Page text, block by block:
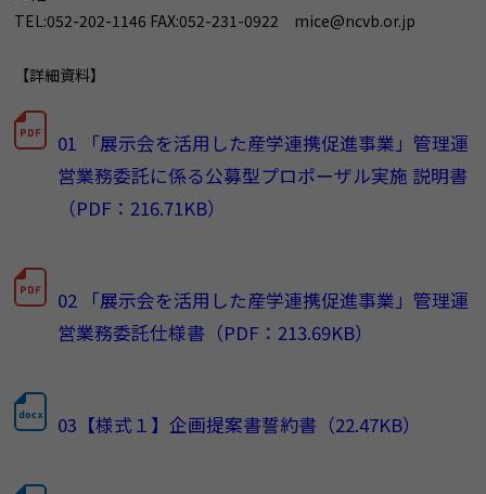
TEL:052-202-1146 FAX:052-231-0922 mice@ncvb.or.jp
【詳細資料】
01 「展示会を活用した産学連携促進事業」管理運
営業務委託に係る公募型プロポーザル実施 説明書
（PDF：216.71KB）
02 「展示会を活用した産学連携促進事業」管理運
営業務委託仕様書（PDF：213.69KB）
03【様式１】企画提案書誓約書（22.47KB）